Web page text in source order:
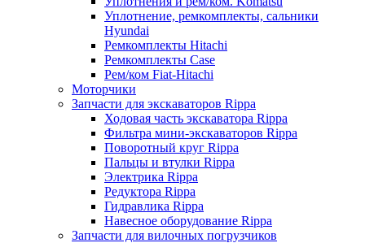
Уплотнение, ремкомплекты, сальники
Hyundai
Ремкомплекты Hitachi
Ремкомплекты Case
Рем/ком Fiat-Hitachi
Моторчики
Запчасти для экскаваторов Rippa
Ходовая часть экскаватора Rippa
Фильтра мини-экскаваторов Rippa
Поворотный круг Rippa
Пальцы и втулки Rippa
Электрика Rippa
Редуктора Rippa
Гидравлика Rippa
Навесное оборудование Rippa
Запчасти для вилочных погрузчиков